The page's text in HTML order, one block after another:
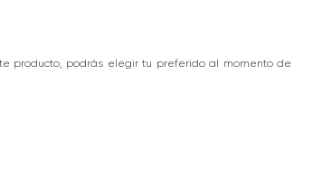
producto, podrás elegir tu preferido al momento de